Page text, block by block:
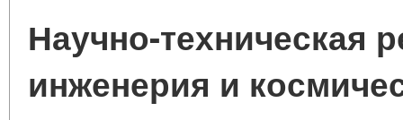
Научно-техническая
инженерия и